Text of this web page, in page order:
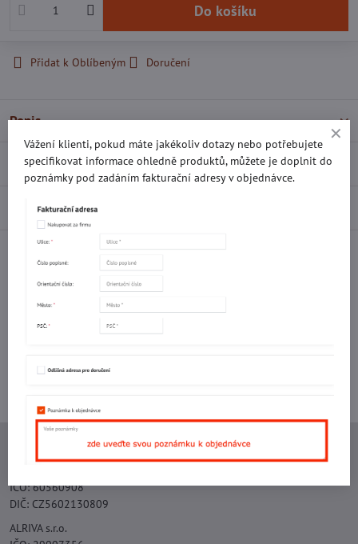
Do košíku
Přidat k Oblíbeným Doručení
Popis
Recenze 0
Diskuse 0
Facebook TwitterBluesky
Potřebujete poradit s objednávkou?
Kontaktujte nás:
+420 577 523 563
Ing. Vojtěch Lečbych - IVL
IČO: 60560908
DIČ: CZ5602130809
ALRIVA s.r.o.
Vážení klienti, pokud máte jakékoliv dotazy nebo potřebujete
specifikovat informace ohledně produktů, můžete je doplnit do
poznámky pod zadáním fakturační adresy v objednávce.